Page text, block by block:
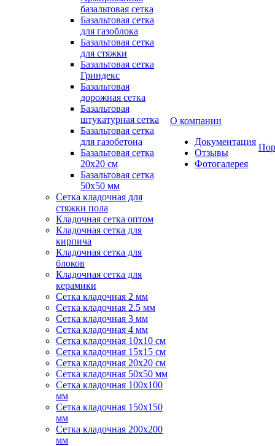
базальтовая сетка
Базальтовая сетка
для газоблока
Базальтовая сетка
для стяжки
Базальтовая сетка
Гриндекс
Базальтовая
дорожная сетка
Базальтовая
штукатурная сетка
Базальтовая сетка
для газобетона
Базальтовая сетка
20x20 см
Базальтовая сетка
50x50 мм
Сетка кладочная для
стяжки пола
Кладочная сетка оптом
Кладочная сетка для
кирпича
Кладочная сетка для
блоков
Кладочная сетка для
керамики
Сетка кладочная 2 мм
Сетка кладочная 2.5 мм
Сетка кладочная 3 мм
Сетка кладочная 4 мм
Сетка кладочная 10x10 см
Сетка кладочная 15x15 см
Сетка кладочная 20x20 см
Сетка кладочная 50x50 мм
Сетка кладочная 100x100
мм
Сетка кладочная 150x150
мм
Сетка кладочная 200x200
мм
О компании
Документация
Отзывы
Фотогалерея